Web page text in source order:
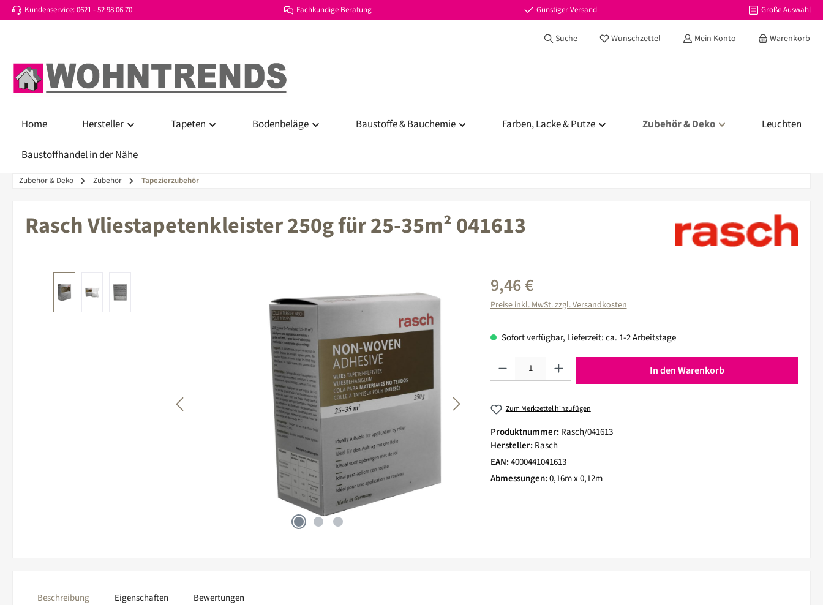
Hauptinhalt springen
Zur Suche springen
Zur Hauptnavigation springen
Kundenservice: 0621 - 52 98 06 70 Fachkundige Beratung Günstiger Versand Große Auswahl
Suche Wunschzettel Du hast 0 Produkte auf dem Merkzettel
Mein Konto Warenkorb
Home Hersteller Tapeten Bodenbeläge Baustoffe & Bauchemie Farben, Lacke & Putze Zubehör & Deko Leuchten
Baustoffhandel in der Nähe
Zubehör & Deko Zubehör Tapezierzubehör
Rasch Vliestapetenkleister 250g für 25-35m² 041613
Regulärer Preis:
9,46 €
Preise inkl. MwSt. zzgl. Versandkosten
Sofort verfügbar, Lieferzeit: ca. 1-2 Arbeitstage
Produkt Anzahl: Gib den gewünschten Wert ein oder benutze die Schaltflächen um die
In den Warenkorb
Zum Merkzettel hinzufügen
Produktnummer: Rasch/041613
Hersteller: Rasch
EAN:4000441041613
Abmessungen:0,16m x 0,12m
Beschreibung Eigenschaften Bewertungen